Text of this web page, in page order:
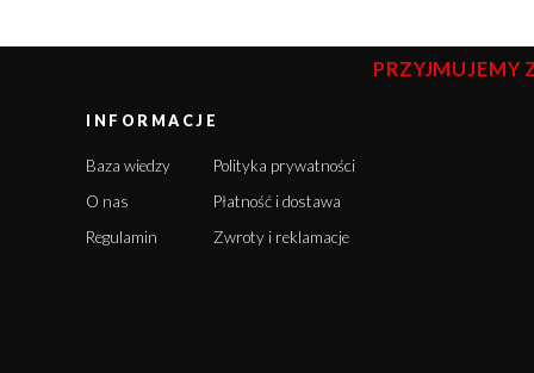
PRZYJMUJEMY
INFORMACJE
Baza wiedzy
O nas
Regulamin
Polityka prywatności
Płatność i dostawa
Zwroty i reklamacje